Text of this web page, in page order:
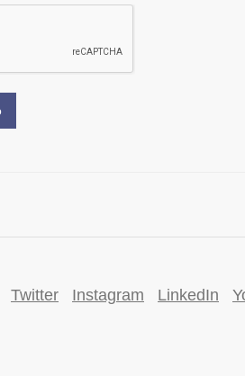
Twitter Instagram LinkedIn